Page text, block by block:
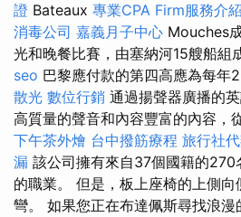
證 Bateaux 專業CPA Firm服務介紹
消毒公司 嘉義月子中心 Mouches
光和晚餐比賽，由塞納河15艘船組
seo 巴黎應付款的第四高應為每年
散光 數位行銷 通過揚聲器廣播的
高質量的聲音和內容豐富的內容，
下午茶外燴 台中撥筋療程 旅行社
漏 該公司擁有來自37個國籍的
的職業。 但是，板上座椅的上側
彎。 如果您正在布達佩斯尋找浪